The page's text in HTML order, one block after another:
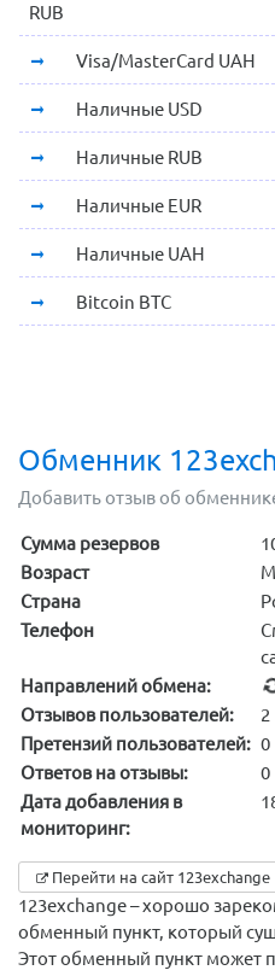
RUB
Visa/MasterCard UAH
Наличные USD
Наличные RUB
Наличные EUR
Наличные UAH
Bitcoin BTC
Обменник
Добавить отзыв об
Сумма резервов
Возраст
Страна
Телефон
Направлений обмена:
Отзывов пользователей:
2
Претензий пользователей: 0
Ответов на отзывы:
0
Дата добавления в
мониторинг:
Перейти на сайт 123exchange
123exchange – хорошо
обменный пункт, который
Этот обменный пункт может